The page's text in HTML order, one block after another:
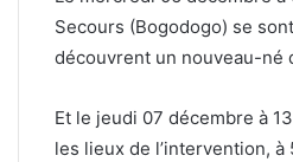
Secours (Bogodogo) se
découvrent un nouveau-né
Et le jeudi 07 décembre à
les lieux de l’intervention,